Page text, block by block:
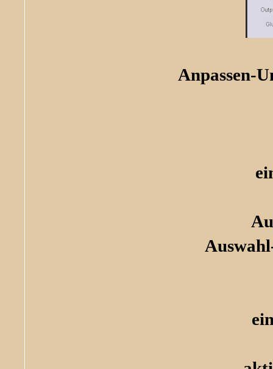
Anpassen-